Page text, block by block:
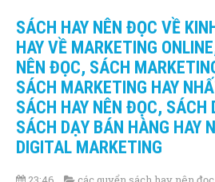
SÁCH HAY NÊN ĐỌC VỀ
HAY VỀ MARKETING
NÊN ĐỌC, SÁCH
SÁCH MARKETING HAY
SÁCH HAY NÊN ĐỌC, SÁCH
SÁCH DẠY BÁN HÀNG HAY
DIGITAL MARKETING